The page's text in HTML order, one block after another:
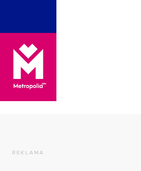
REKLAMA